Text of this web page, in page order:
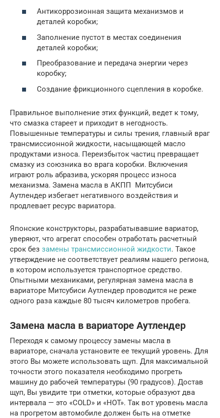
Антикоррозионная защита механизмов и
деталей коробки;
Заполнение пустот в местах соединения
деталей коробки;
Преобразование и передача энергии через
коробку;
Создание фрикционного сцепления в коробке.
Правильное выполнение этих функций, ведет к тому,
что смазка стареет и приходит в негодность.
Повышенные температуры и силы трения, главный враг
трансмиссионной жидкости, насыщающей масло
продуктами износа. Переизбыток частиц превращает
смазку из союзника во врага коробки. Включения
играют роль абразива, ускоряя процесс износа
механизма. Замена масла в АКПП Митсубиси
Аутлендер избегает негативного воздействия и
продлевает ресурс вариатора.
Японские конструкторы, разрабатывавшие вариатор,
уверяют, что агрегат способен отработать расчетный
срок без замены трансмиссионной жидкости. Такое
утверждение не соответствует реалиям нашего региона,
в котором используется транспортное средство.
Опытными механиками, регулярная замена масла в
вариаторе Митсубиси Аутлендер проводится не реже
одного раза каждые 80 тысяч километров пробега.
Замена масла в вариаторе Аутлендер
Переходя к самому процессу замены масла в
вариаторе, сначала установите ее текущий уровень. Для
этого Вы можете использовать щуп. Для максимальной
точности этого показателя необходимо прогреть
машину до рабочей температуры (90 градусов). Достав
щуп, Вы увидите три отметки, которые образуют два
интервала — это «COLD» и «HOT». Так вот уровень масла
на прогретом автомобиле должен быть на отметке